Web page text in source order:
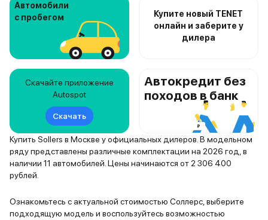
Автомобили
с пробегом
Купите новый TENET
онлайн и заберите у
дилера
Скачайте приложение
Autospot
Скачать
Автокредит без
походов в банк
Купить Sollers в Москве у официальных дилеров. В модельном
ряду представлены различные комплектации на 2026 год, в
наличии 11 автомобилей. Цены начинаются от 2 306 400
рублей.
Ознакомьтесь с актуальной стоимостью Соллерс, выберите
подходящую модель и воспользуйтесь возможностью